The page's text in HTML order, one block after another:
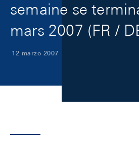
semaine se
mars 2007 (FR /
12 marzo 2007